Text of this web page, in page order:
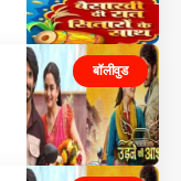
बॉलीवुड